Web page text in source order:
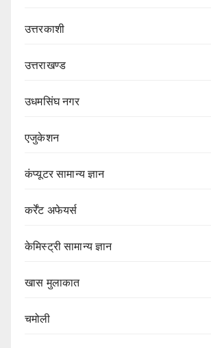
उत्तरकाशी
उत्तराखण्ड
उधमसिंघ नगर
एजुकेशन
कंप्यूटर सामान्य ज्ञान
कर्रेंट अफेयर्स
केमिस्ट्री सामान्य ज्ञान
खास मुलाकात
चमोली